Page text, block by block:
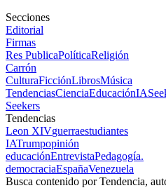
Secciones
Editorial
Firmas
Res PublicaPolíticaReligión
Carrón
CulturaFicciónLibrosMúsica
TendenciasCienciaEducaciónIA
Seekers
Tendencias
Leon XIVguerraestudiantes
IATrumpopinión
educaciónEntrevistaPedagogía.
democraciaEspañaVenezuela
Busca contenido por Tendencia,